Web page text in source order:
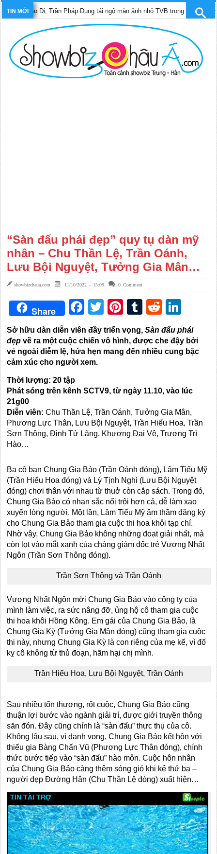
TIN MỚI
Di, Trần Pháp Dung tái ngộ màn ảnh nhỏ TVB trong phim “Trinh sát
“Sàn đấu phái đẹp” quy tụ dàn mỹ
nhân – Chu Thần Lệ, Trần Oánh,
Lưu Bội Nguyệt, Tưởng Gia Mân…
showbizchaua.com 11/10/2022 - 15:09 0 Comment
Share Facebook
TwitterPinterest
TumblrReddit
Sở hữu dàn diễn viên đầy triển vọng,Sàn đấu phái
đẹp vẽ ra một cuộc chiến vô hình, được che đậy bởi
vẻ ngoài diễm lệ, hứa hẹn mang đến nhiều cung bậc
cảm xúc cho người xem.
Thời lượng: 20 tập
Phát sóng trên kênh SCTV9, từ ngày 11.10, vào lúc
21g00
Diễn viên:Chu Thần Lệ, Trần Oánh, Tưởng Gia Mân,
Phương Lực Thân, Lưu Bội Nguyệt, Trần Hiếu Hoa, Trần
Sơn Thông, Đinh Tử Lãng, Khương Đại Vệ, Trương Trì
Hào…
Ba cô bạn Chung Gia Bảo (Trần Oánh đóng), Lâm Tiểu Mỹ
(Trần Hiểu Hoa đóng) và Lý Tịnh Nghi (Lưu Bội Nguyệt
đóng) chơi thân với nhau từ thuở còn cắp sách. Trong đó,
Chung Gia Bảo có nhan sắc nổi trội hơn cả, dễ làm xao
xuyến lòng người. Một lần, Lâm Tiểu Mỹ âm thầm đăng ký
cho Chung Gia Bảo tham gia cuộc thi hoa khôi tạp chí.
Nhờ vậy, Chung Gia Bảo không những đoạt giải nhất, mà
còn lọt vào mắt xanh của chàng giám đốc trẻ Vương Nhất
Ngôn (Trần Sơn Thông đóng).
Trần Sơn Thông và Trần Oánh
Vương Nhất Ngôn mời Chung Gia Bảo vào công ty của
mình làm việc, ra sức nâng đỡ, ủng hộ cô tham gia cuộc
thi hoa khôi Hồng Kông. Em gái của Chung Gia Bảo, là
Chung Gia Kỳ (Tưởng Gia Mân đóng) cũng tham gia cuộc
thi này, nhưng Chung Gia Kỳ là con riêng của mẹ kế, vì đố
kỵ cô không từ thủ đoạn, hãm hại chị mình.
Trần Hiểu Hoa, Lưu Bội Nguyệt, Trần Oánh
Sau nhiều tổn thương, rốt cuộc, Chung Gia Bảo cũng
thuận lợi bước vào ngành giải trí, được giới truyền thông
săn đón. Đây cũng chính là “sàn đấu” thực thụ của cô.
Không lâu sau, vì danh vọng, Chung Gia Bảo kết hôn với
thiếu gia Bàng Chấn Vũ (Phương Lực Thân đóng), chính
thức bước tiếp vào “sàn đấu” hào môn. Cuộc hôn nhân
của Chung Gia Bảo càng thêm sóng gió khi kẻ thứ ba –
người đẹp Đường Hân (Chu Thần Lệ đóng) xuất hiện…